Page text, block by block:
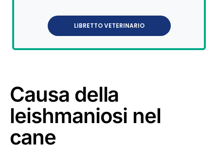
LIBRETTO VETERINARIO
Causa della
leishmaniosi nel
cane